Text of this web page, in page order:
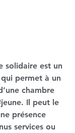
solidaire est un
permet à un
chambre
. Il peut le
présence
services ou